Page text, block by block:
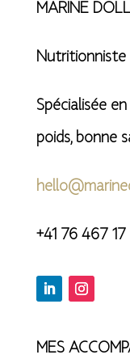
MARINE DOLL
Nutritionniste
Spécialisée
poids, bonne
+41 76 467 17
MES